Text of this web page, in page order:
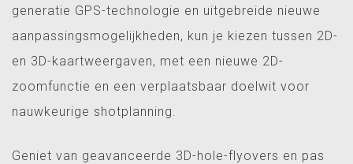
generatie GPS-technologie en uitgebreide nieuwe
aanpassingsmogelijkheden, kun je kiezen tussen 2D-
en 3D-kaartweergaven, met een nieuwe 2D-
zoomfunctie en een verplaatsbaar doelwit voor
nauwkeurige shotplanning.
Geniet van geavanceerde 3D-hole-flyovers en pas